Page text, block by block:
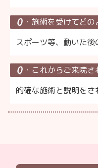
・施術を受けてど
スポーツ等、動いた後
・これからご来院
的確な施術と説明をさ